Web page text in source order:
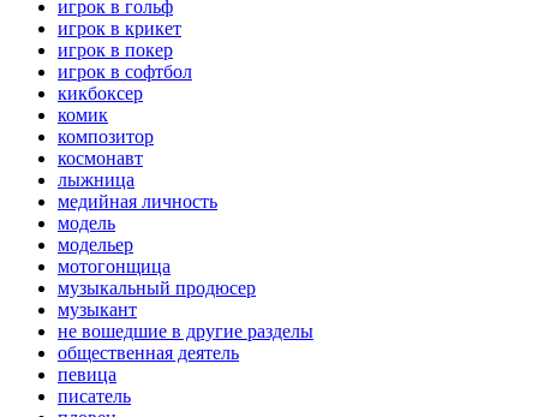
игрок в гольф
игрок в крикет
игрок в покер
игрок в софтбол
кикбоксер
комик
композитор
космонавт
лыжница
медийная личность
модель
модельер
мотогонщица
музыкальный продюсер
музыкант
не вошедшие в другие разделы
общественная деятель
певица
писатель